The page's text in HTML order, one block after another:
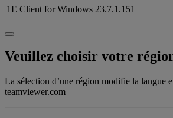
1E Client for Windows 23.7.1.151
Veuillez choisir votre
La sélection d’une région modifie la langue
teamviewer.com